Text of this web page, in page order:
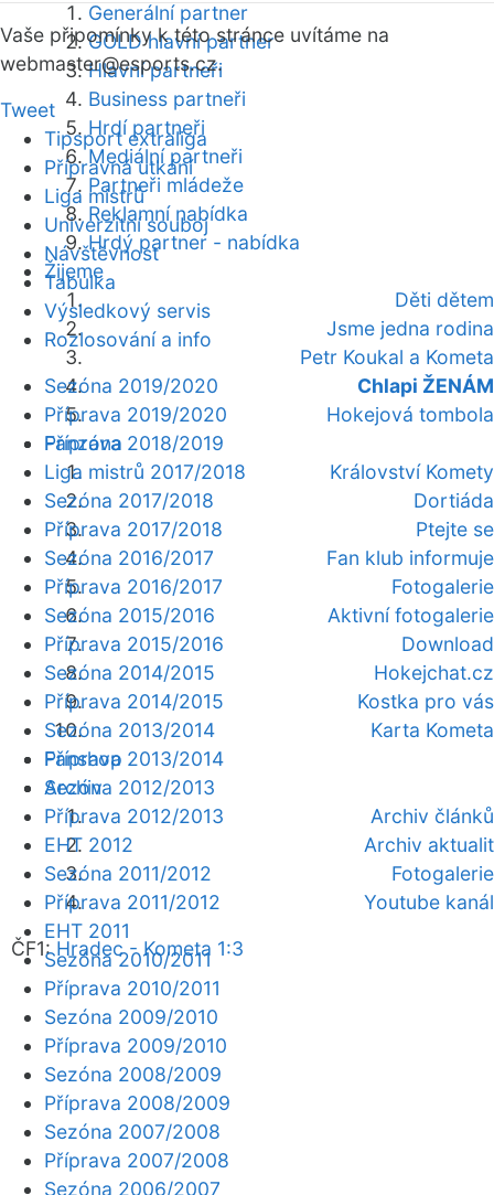
Generální partner
GOLD hlavní partner
Hlavní partneři
Business partneři
Hrdí partneři
Mediální partneři
Partneři mládeže
Reklamní nabídka
Hrdý partner - nabídka
Žijeme
Děti dětem
Jsme jedna rodina
Petr Koukal a Kometa
Chlapi ŽENÁM
Hokejová tombola
Fanzóna
Království Komety
Dortiáda
Ptejte se
Fan klub informuje
Fotogalerie
Aktivní fotogalerie
Download
Hokejchat.cz
Kostka pro vás
Karta Kometa
Fanshop
Archiv
Archiv článků
Archiv aktualit
Fotogalerie
Youtube kanál
ČF1:Hradec - Kometa 1:3
Vaše připomínky k této stránce uvítáme na
webmaster@esports.cz.
Tweet
Tipsport extraliga
Přípravná utkání
Liga mistrů
Univerzitní souboj
Návštěvnost
Tabulka
Výsledkový servis
Rozlosování a info
Sezóna 2019/2020
Příprava 2019/2020
Příprava 2018/2019
Liga mistrů 2017/2018
Sezóna 2017/2018
Příprava 2017/2018
Sezóna 2016/2017
Příprava 2016/2017
Sezóna 2015/2016
Příprava 2015/2016
Sezóna 2014/2015
Příprava 2014/2015
Sezóna 2013/2014
Příprava 2013/2014
Sezóna 2012/2013
Příprava 2012/2013
EHT 2012
Sezóna 2011/2012
Příprava 2011/2012
EHT 2011
Sezóna 2010/2011
Příprava 2010/2011
Sezóna 2009/2010
Příprava 2009/2010
Sezóna 2008/2009
Příprava 2008/2009
Sezóna 2007/2008
Příprava 2007/2008
Sezóna 2006/2007